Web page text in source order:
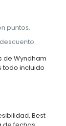
puntos.
de Wyndham
todo incluido
Best